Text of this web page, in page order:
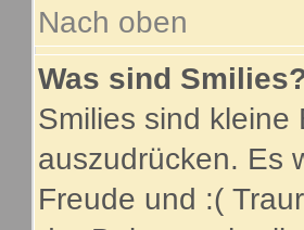
Nach oben
Was sind
Smilies sind kleine
auszudrücken. Es
Freude und :(